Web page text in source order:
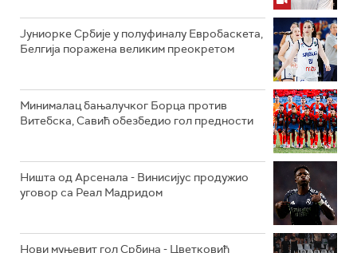
Јуниорке Србије у полуфиналу Евробаскета,
Белгија поражена великим преокретом
Минималац бањалучког Борца против
Витебска, Савић обезбедио гол предности
Ништа од Арсенала - Винисијус продужио
уговор са Реал Мадридом
Нови муњевит гол Србина - Цветковић